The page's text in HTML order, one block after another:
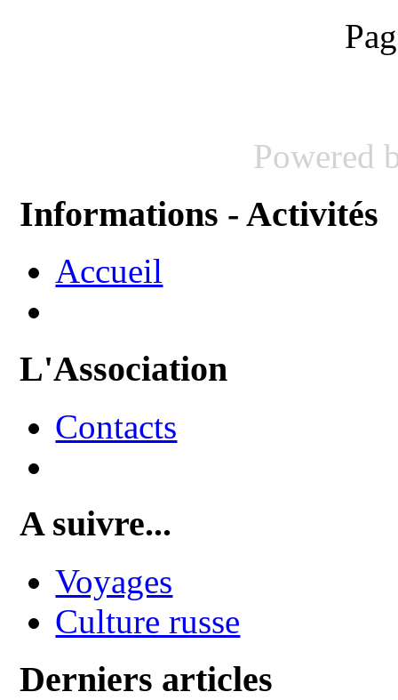
Powered
Informations - Activités
Accueil
L'Association
Contacts
A suivre...
Voyages
Culture russe
Derniers articles